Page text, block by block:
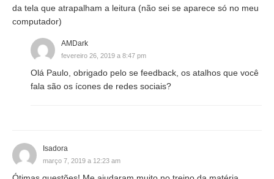
da tela que atrapalham a leitura (não sei se aparece só no meu
computador)
AMDark
fevereiro 26, 2019 a 8:47 pm
Olá Paulo, obrigado pelo se feedback, os atalhos que você
fala são os ícones de redes sociais?
Isadora
março 7, 2019 a 12:23 am